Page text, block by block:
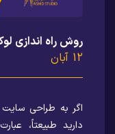
روش راه اندازی
12 آبان
اگر به طراحی سایت